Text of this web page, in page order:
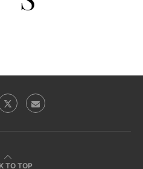
TO TOP